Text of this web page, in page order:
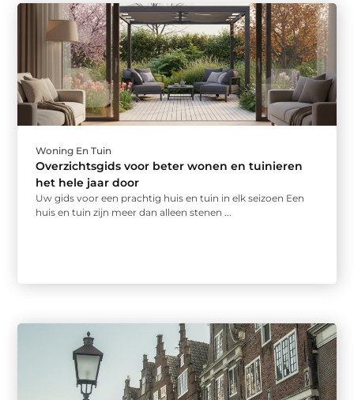
Woning En Tuin
Overzichtsgids voor beter wonen en tuinieren
het hele jaar door
Uw gids voor een prachtig huis en tuin in elk seizoen Een
huis en tuin zijn meer dan alleen stenen ...